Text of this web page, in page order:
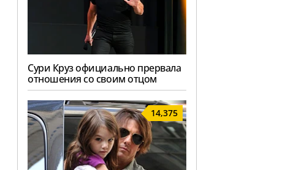
Сури Круз официально прервала
отношения со своим отцом
14,375